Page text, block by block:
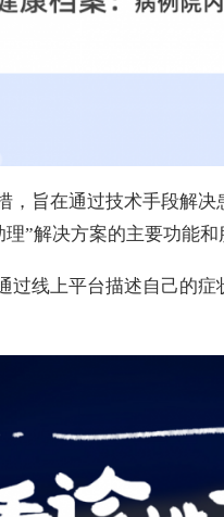
，旨在通过技术手段解
”解决方案的主要功能和
过线上平台描述自己的